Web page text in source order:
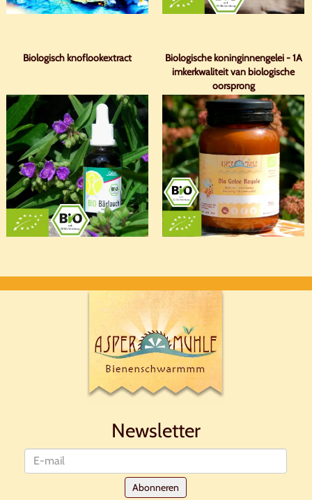
Biologisch knoflookextract
Biologische koninginnengelei - 1A
imkerkwaliteit van biologische
oorsprong
Newsletter
Abonneren